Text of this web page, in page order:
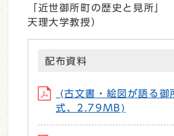
「近世御所町の歴史と見所
天理大学教授）
配布資料
(古文書・絵図が語る御
式、2.79MB)